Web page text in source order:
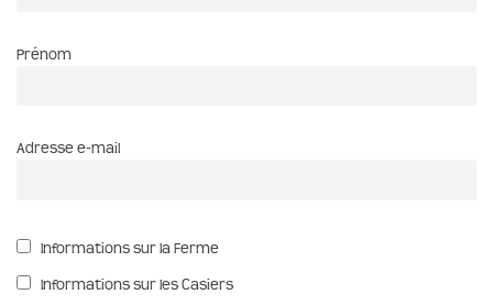
Prénom
Adresse e-mail
Informations sur la Ferme
Informations sur les Casiers